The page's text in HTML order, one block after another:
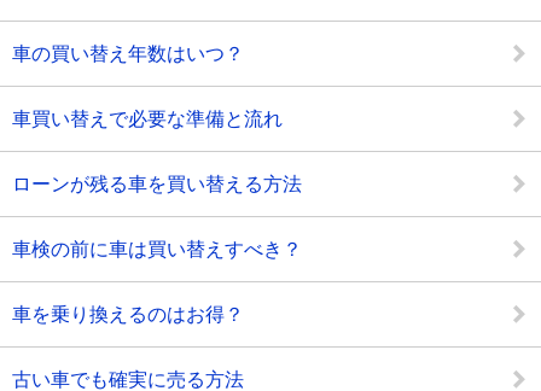
車の買い替え年数はいつ？
車買い替えで必要な準備と流れ
ローンが残る車を買い替える方法
車検の前に車は買い替えすべき？
車を乗り換えるのはお得？
古い車でも確実に売る方法